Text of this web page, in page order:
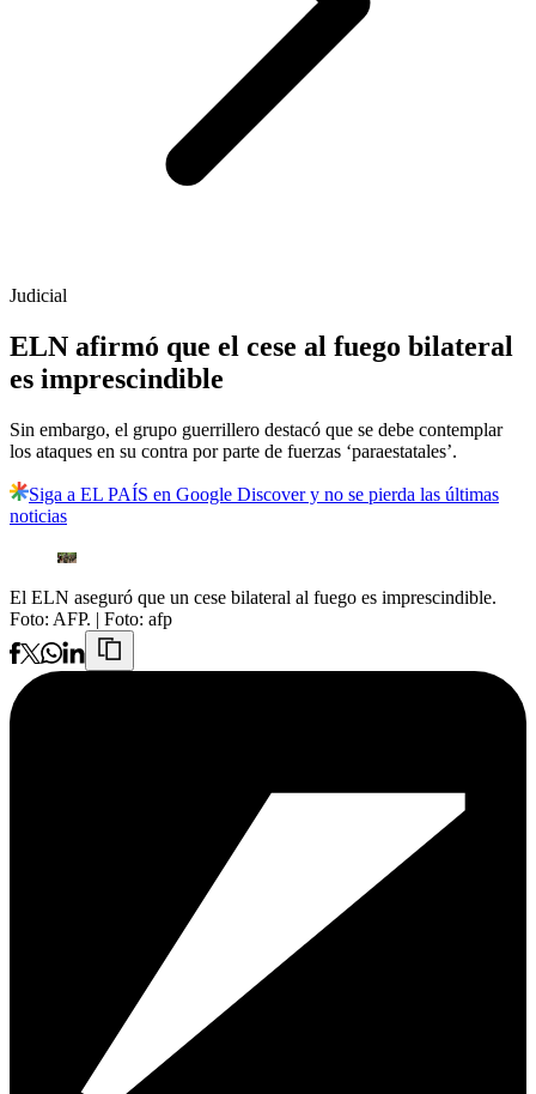
Judicial
ELN afirmó que el cese al fuego bilateral
es imprescindible
Sin embargo, el grupo guerrillero destacó que se debe contemplar
los ataques en su contra por parte de fuerzas ‘paraestatales’.
Siga a EL PAÍS en Google Discover y no se pierda las últimas
noticias
El ELN aseguró que un cese bilateral al fuego es imprescindible.
Foto: AFP. | Foto: afp